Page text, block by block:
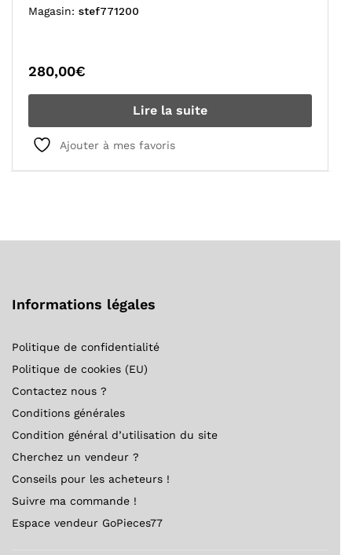
Magasin: stef771200
280,00€
Lire la suite
Ajouter à mes favoris
Informations légales
Politique de confidentialité
Politique de cookies (EU)
Contactez nous ?
Conditions générales
Condition général d’utilisation du site
Cherchez un vendeur ?
Conseils pour les acheteurs !
Suivre ma commande !
Espace vendeur GoPieces77